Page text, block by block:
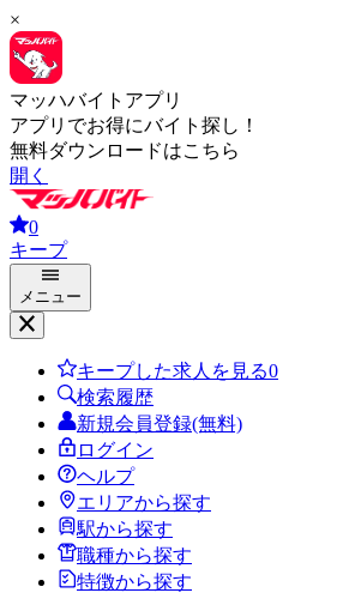
×
マッハバイトアプリ
アプリでお得にバイト探し！
無料ダウンロードはこちら
開く
0
キープ
メニュー
キープした求人を見る0
検索履歴
新規会員登録(無料)
ログイン
ヘルプ
エリアから探す
駅から探す
職種から探す
特徴から探す